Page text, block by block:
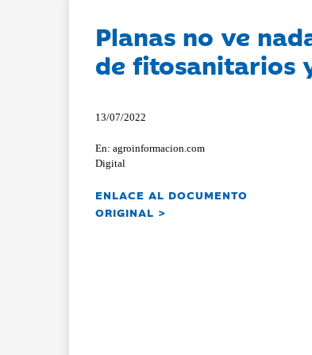
Planas no ve
de fitosanitarios
13/07/2022
En: agroinformacion.com
Digital
ENLACE AL DOCUMENTO
ORIGINAL >